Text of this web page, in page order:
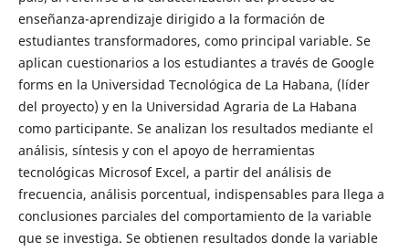
enseñanza-aprendizaje dirigido a la formación de
estudiantes transformadores, como principal variable. Se
aplican cuestionarios a los estudiantes a través de Google
forms en la Universidad Tecnológica de La Habana, (líder
del proyecto) y en la Universidad Agraria de La Habana
como participante. Se analizan los resultados mediante el
análisis, síntesis y con el apoyo de herramientas
tecnológicas Microsof Excel, a partir del análisis de
frecuencia, análisis porcentual, indispensables para llega a
conclusiones parciales del comportamiento de la variable
que se investiga. Se obtienen resultados donde la variable